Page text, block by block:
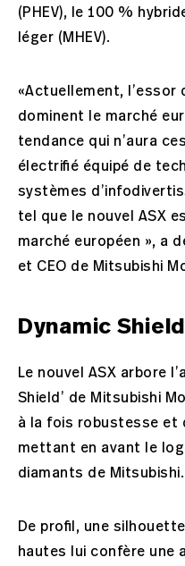
(PHEV), le 100 %
léger (MHEV).
«Actuellement, l’essor
dominent le marché
tendance qui n’aura
électrifié équipé de
systèmes
tel que le nouvel ASX
marché européen », a
et CEO de Mitsubishi
Dynamic Shield
Le nouvel ASX arbore
Shield’ de Mitsubishi
à la fois robustesse et
mettant en avant le
diamants de Mitsubishi.
De profil, une
hautes lui confère une